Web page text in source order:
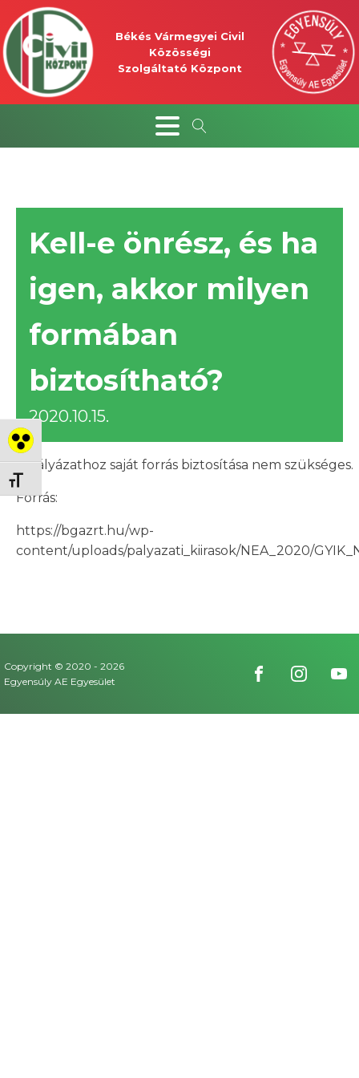
Nagy kontraszt váltása
Betűméret váltása
Békés Vármegyei Civil
Közösségi
Szolgáltató Központ
Kell-e önrész, és ha
igen, akkor milyen
formában
biztosítható?
2020.10.15.
A pályázathoz saját forrás biztosítása nem szükséges.
Forrás:
https://bgazrt.hu/wp-
content/uploads/palyazati_kiirasok/NEA_2020/
Copyright © 2020 - 2026
Egyensúly AE Egyesület